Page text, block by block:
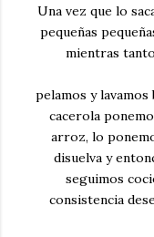
Una vez que lo
pequeñas
mientras
pelamos y
cacerola
arroz, lo
disuelva y
seguimos
consistencia